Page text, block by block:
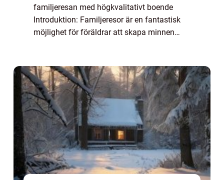
familjeresan med högkvalitativt boende
Introduktion: Familjeresor är en fantastisk
möjlighet för föräldrar att skapa minnen